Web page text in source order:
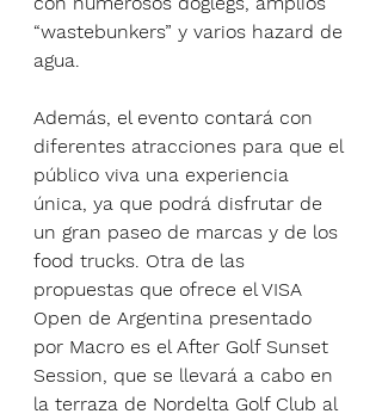
“wastebunkers” y varios hazard de
agua.
Además, el evento contará con
diferentes atracciones para que el
público viva una experiencia
única, ya que podrá disfrutar de
un gran paseo de marcas y de los
food trucks. Otra de las
propuestas que ofrece el VISA
Open de Argentina presentado
por Macro es el After Golf Sunset
Session, que se llevará a cabo en
la terraza de Nordelta Golf Club al